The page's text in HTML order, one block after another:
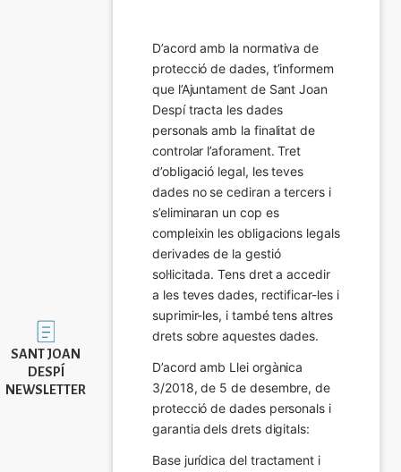
Imatge
SANT JOAN
DESPÍ
NEWSLETTER
D’acord amb la normativa de
protecció de dades, t’informem
que l’Ajuntament de Sant Joan
Despí tracta les dades
personals amb la finalitat de
controlar l’aforament. Tret
d’obligació legal, les teves
dades no se cediran a tercers i
s’eliminaran un cop es
compleixin les obligacions legals
derivades de la gestió
sol·licitada. Tens dret a accedir
a les teves dades, rectificar-les i
suprimir-les, i també tens altres
drets sobre aquestes dades.
D’acord amb Llei orgànica
3/2018, de 5 de desembre, de
protecció de dades personals i
garantia dels drets digitals:
Base jurídica del tractament i